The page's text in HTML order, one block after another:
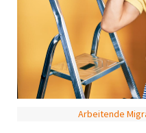
Arbeitende